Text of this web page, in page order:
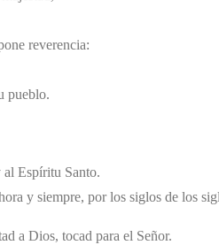
reverencia:
pueblo.
Espíritu Santo.
y siempre, por los siglos de los
a Dios, tocad para el Señor.